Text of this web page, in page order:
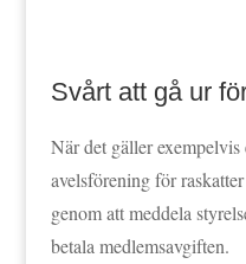
Svårt att gå ur
När det gäller
avelsförening för
genom att meddela
betala medlemsavgiften.